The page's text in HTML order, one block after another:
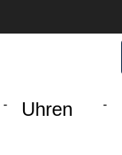
Uhren